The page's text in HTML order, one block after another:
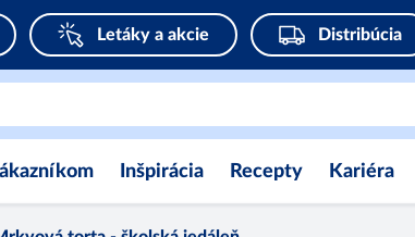
Letáky a akcie Distribúcia
Inšpirácia Recepty Kariéra